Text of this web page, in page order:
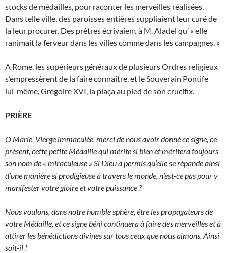
stocks de médailles, pour raconter les merveilles réalisées.
Dans telle ville, des paroisses entières suppliaient leur curé de
la leur procurer. Des prêtres écrivaient à M. Aladel qu’ « elle
ranimait la ferveur dans les villes comme dans les campagnes. »
A Rome, les supérieurs généraux de plusieurs Ordres religieux
s’empressèrent de la faire connaître, et le Souverain Pontife
lui-même, Grégoire XVI, la plaça au pied de son crucifix.
PRIÈRE
O Marie, Vierge immaculée, merci de nous avoir donné ce signe, ce
présent, cette petite Médaille qui mérite si bien et méritera toujours
son nom de « miraculeuse » Si Dieu a permis qu’elle se répande ainsi
d’une manière si prodigieuse à travers le monde, n’est-ce pas pour y
manifester votre gloire et votre puissance ?
Nous voulons, dans notre humble sphère, être les propagateurs de
votre Médaille, et ce signe béni continuera à faire des merveilles et à
attirer les bénédictions divines sur tous ceux que nous aimons. Ainsi
soit-il !